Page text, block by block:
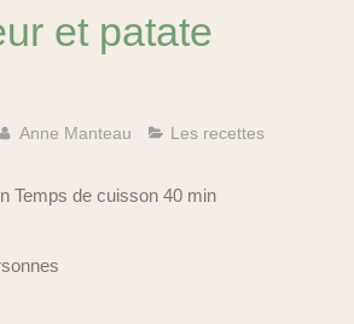
et patate
Anne Manteau Les recettes
Temps de cuisson 40 min